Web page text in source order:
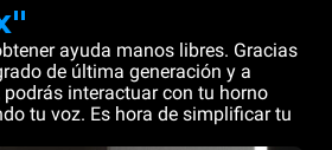
ayuda manos libres. Gracias
de última generación y a
interactuar con tu horno
tu voz. Es hora de simplificar tu